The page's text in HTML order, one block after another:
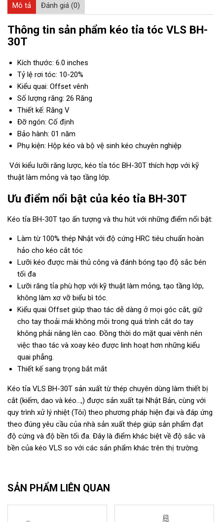
Mô tả Đánh giá (0)
Thông tin sản phẩm kéo tỉa tóc VLS BH-
30T
Kích thước: 6.0 inches
Tỷ lệ rơi tóc: 10-20%
Kiểu quai: Offset vênh
Số lượng răng: 26 Răng
Thiết kế: Răng V
Đỡ ngón: Cố định
Bảo hành: 01 năm
Phụ kiện: Hộp kéo và bộ vệ sinh kéo chuyên nghiệp
Với kiểu lưỡi răng lược, kéo tỉa tóc BH-30T thích hợp với kỹ
thuật làm mỏng và tạo tầng lớp.
Ưu điểm nổi bật của kéo tỉa BH-30T
Kéo tỉa BH-30T tạo ấn tượng và thu hút với những điểm nổi bật:
Làm từ 100% thép Nhật với độ cứng HRC tiêu chuẩn hoàn
hảo cho kéo cắt tóc
Lưỡi kéo được mài thủ công và đánh bóng tạo độ sắc bén
tối đa
Lưỡi răng tỉa phù hợp với kỹ thuật làm mỏng, tạo tầng lớp,
không làm xơ vỡ biểu bì tóc.
Kiểu quai Offset giúp thao tác dễ dàng ở mọi góc cắt, giữ
cho tay thoải mái không mỏi trong quá trình cắt do tay
không phải nâng lên cao. Đồng thời do mặt quai vênh nên
việc thao tác và xoay kéo được linh hoạt hơn những kiểu
quai phẳng.
Thiết kế sang trọng bắt mắt
Kéo tỉa VLS BH-30T sản xuất từ thép chuyên dùng làm thiết bị
cắt (kiếm, dao và kéo…,) được sản xuất tại Nhật Bản, cùng với
quy trình xử lý nhiệt (Tôi) theo phương pháp hiện đại và đáp ứng
theo đúng yêu cầu của nhà sản xuất thép giúp sản phẩm đạt
độ cứng và độ bền tối đa. Đây là điểm khác biệt về độ sắc và
bền của kéo VLS so với các sản phẩm khác trên thị trường.
SẢN PHẨM LIÊN QUAN